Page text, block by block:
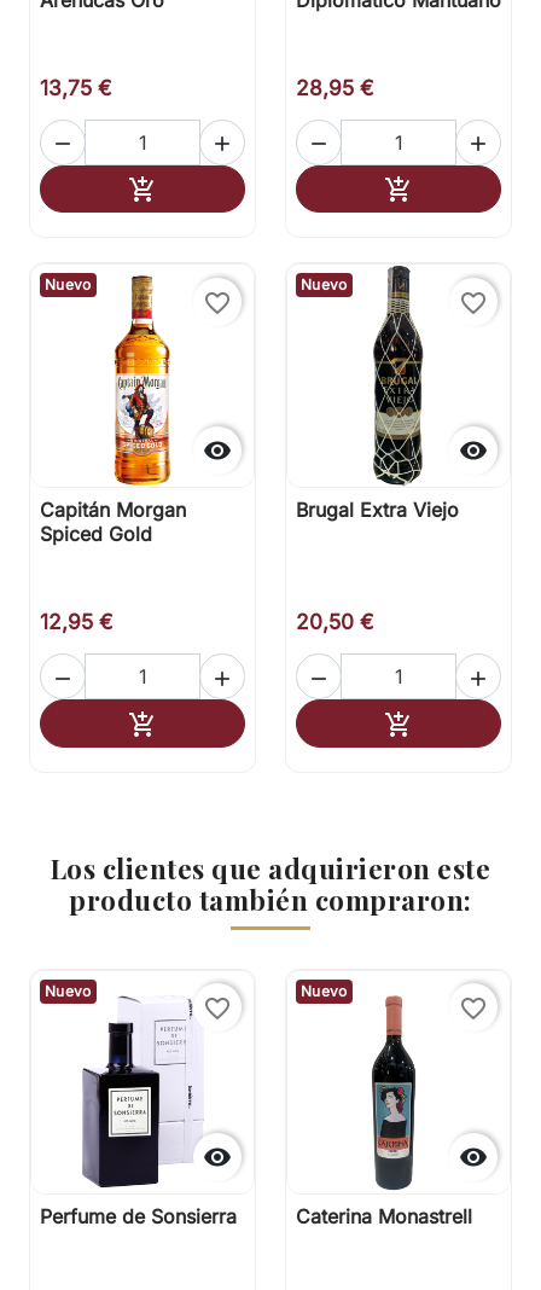
13,75 €
 
 Añadir al carrito
28,95 €
 
 Añadir al
Nuevo

favorite_border
Capitán Morgan
Spiced Gold
12,95 €
 
 Añadir al carrito
Nuevo

favorite_border
Brugal Extra Viejo
20,50 €
 
 Añadir al
Los clientes que adquirieron este
producto también compraron:
Nuevo

favorite_border
Perfume de Sonsierra
Nuevo

favorite_border
Caterina Monastrell